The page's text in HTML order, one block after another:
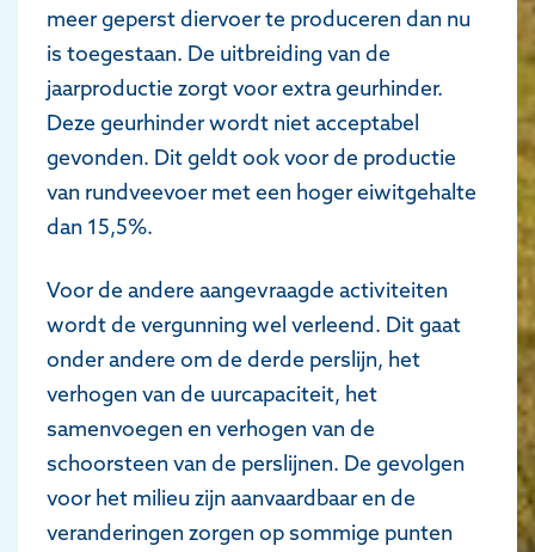
meer geperst diervoer te produceren dan nu
is toegestaan. De uitbreiding van de
jaarproductie zorgt voor extra geurhinder.
Deze geurhinder wordt niet acceptabel
gevonden. Dit geldt ook voor de productie
van rundveevoer met een hoger eiwitgehalte
dan 15,5%.
Voor de andere aangevraagde activiteiten
wordt de vergunning wel verleend. Dit gaat
onder andere om de derde perslijn, het
verhogen van de uurcapaciteit, het
samenvoegen en verhogen van de
schoorsteen van de perslijnen. De gevolgen
voor het milieu zijn aanvaardbaar en de
veranderingen zorgen op sommige punten